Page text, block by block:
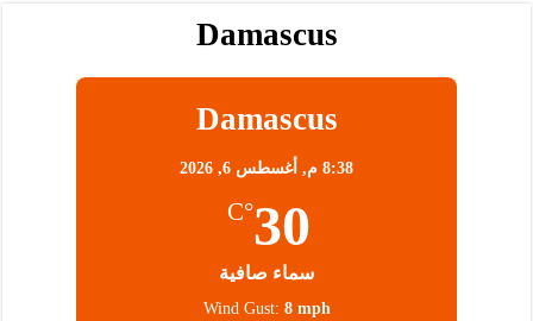
Damascus
Damascus
8:38 م, أغسطس 6, 2026
30
°C
سماء صافية
Wind Gust: 8 mph